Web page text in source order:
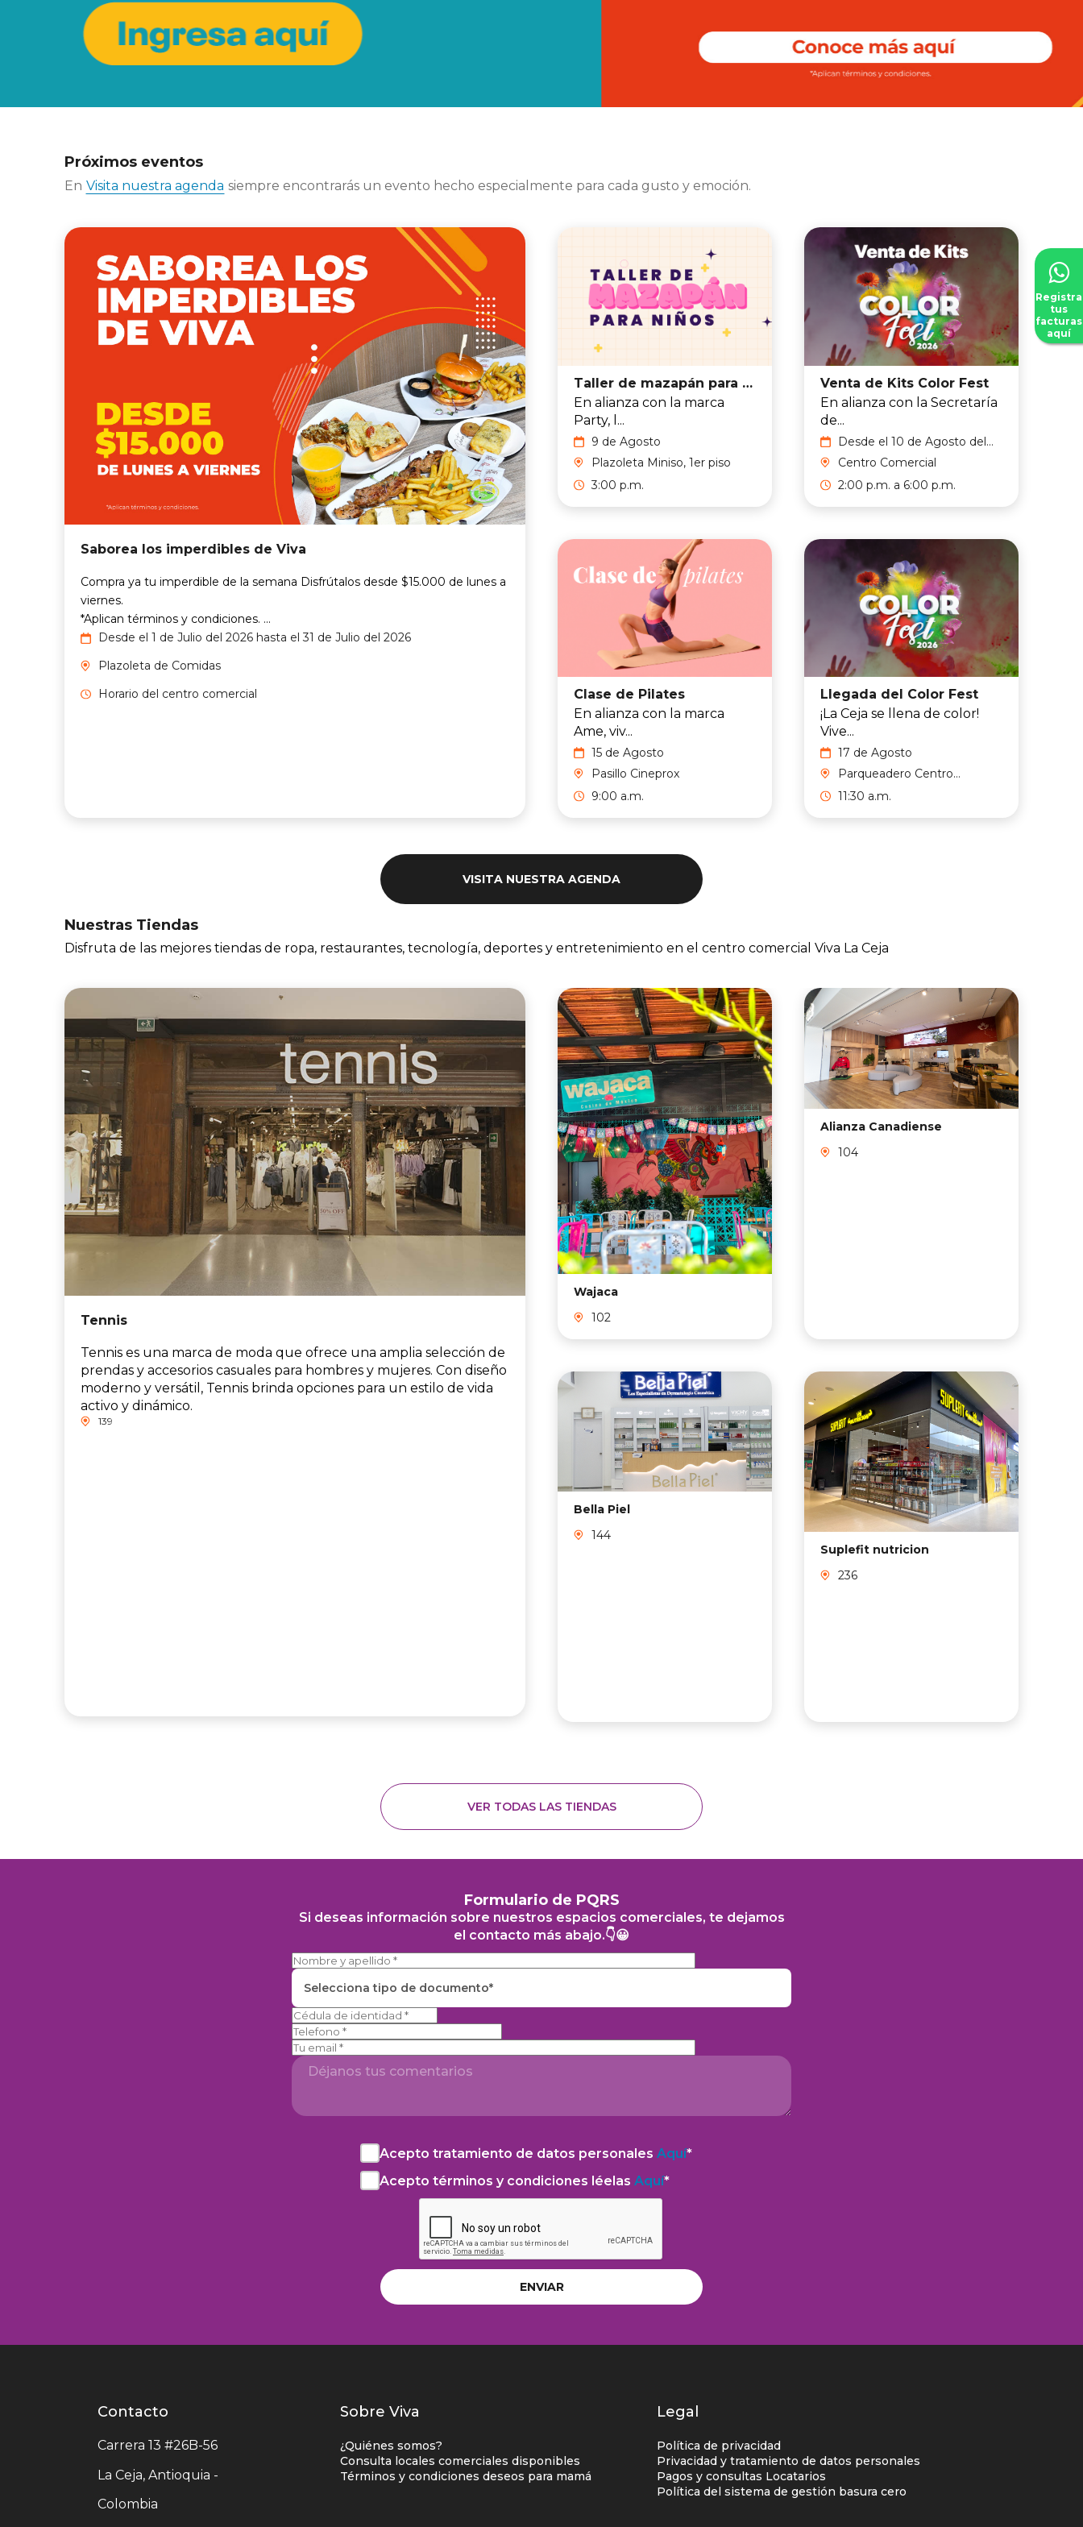
Próximos eventos
En Visita nuestra agenda siempre encontrarás un evento hecho especialmente para cada gusto y emoción.
Saborea los imperdibles de Viva
Compra ya tu imperdible de la semana Disfrútalos desde $15.000 de lunes a
viernes.
*Aplican términos y condiciones. ...
Desde el 1 de Julio del 2026 hasta el 31 de Julio del 2026
Plazoleta de Comidas
Horario del centro comercial
Taller de mazapán para niños
En alianza con la marca
Party, l...
9 de Agosto
Plazoleta Miniso, 1er piso
3:00 p.m.
Venta de Kits Color Fest
En alianza con la Secretaría
de...
Desde el 10 de Agosto del
2026 hasta el 16 de Agosto
del 2026
Centro Comercial
2:00 p.m. a 6:00 p.m.
Clase de Pilates
En alianza con la marca
Ame, viv...
15 de Agosto
Pasillo Cineprox
9:00 a.m.
Llegada del Color Fest
¡La Ceja se llena de color!
Vive...
17 de Agosto
Parqueadero Centro
Comercial
11:30 a.m.
VISITA NUESTRA AGENDA
Nuestras Tiendas
Disfruta de las mejores tiendas de ropa, restaurantes, tecnología, deportes y entretenimiento en el centro comercial Viva La Ceja
Tennis
Tennis es una marca de moda que ofrece una amplia selección de
prendas y accesorios casuales para hombres y mujeres. Con diseño
moderno y versátil, Tennis brinda opciones para un estilo de vida
activo y dinámico.
139
Wajaca
102
Bella Piel
144
Alianza Canadiense
104
Suplefit nutricion
236
VER TODAS LAS TIENDAS
Formulario de PQRS
Si deseas información sobre nuestros espacios comerciales, te dejamos
el contacto más abajo.👇😀
Selecciona tipo de documento*
Telefono
Acepto tratamiento de datos personales Aquí*
Acepto
el
aviso
privacidad
autorización
para
tratamiento
personales
Acepto términos y condiciones léelas Aquí*
Acepto
privacidad
Aquí*
Contacto
centro
Contacto
Carrera 13 #26B-56
La Ceja, Antioquia -
Colombia
Listados
enlaces
centro
comercial
Sobre Viva
¿Quiénes somos?
Consulta locales comerciales disponibles
Términos y condiciones deseos para mamá
Legal
Política de privacidad
Privacidad y tratamiento de datos personales
Pagos y consultas Locatarios
Política del sistema de gestión basura cero
Registra
tus
facturas
aquí